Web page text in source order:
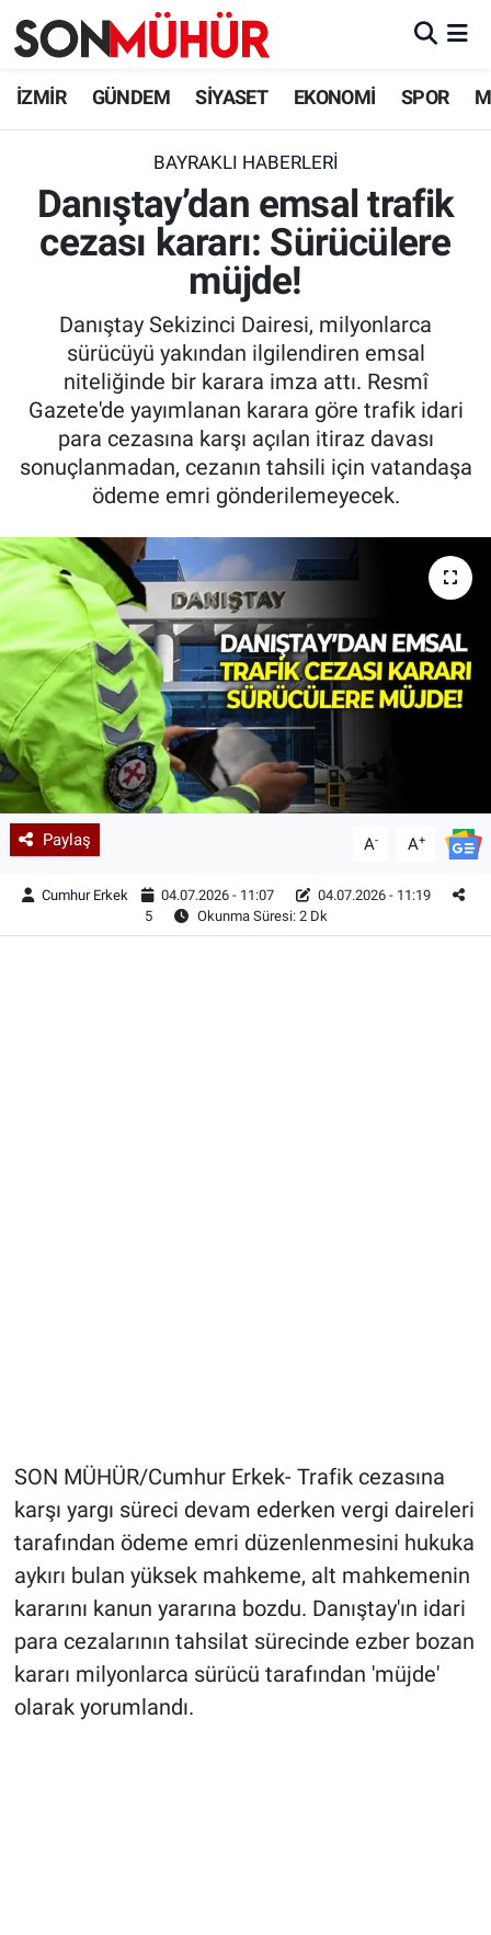
İZMİR GÜNDEM SİYASET EKONOMİ SPOR
BAYRAKLI HABERLERI
Danıştay’dan emsal trafik
cezası kararı: Sürücülere
müjde!
Danıştay Sekizinci Dairesi, milyonlarca
sürücüyü yakından ilgilendiren emsal
niteliğinde bir karara imza attı. Resmî
Gazete'de yayımlanan karara göre trafik idari
para cezasına karşı açılan itiraz davası
sonuçlanmadan, cezanın tahsili için vatandaşa
ödeme emri gönderilemeyecek.
Paylaş A- A+
Cumhur Erkek 04.07.2026 - 11:07
04.07.2026 - 11:19
5
Okunma Süresi: 2 Dk
SON MÜHÜR/Cumhur Erkek- Trafik cezasına
karşı yargı süreci devam ederken vergi daireleri
tarafından ödeme emri düzenlenmesini hukuka
aykırı bulan yüksek mahkeme, alt mahkemenin
kararını kanun yararına bozdu. Danıştay'ın idari
para cezalarının tahsilat sürecinde ezber bozan
kararı milyonlarca sürücü tarafından 'müjde'
olarak yorumlandı.
İzmir Nöbetçi Eczaneler
İzmir Namaz Vakitleri
İzmir Trafik Yoğunluk Haritası
Süper Lig Puan Durumu ve Fikstür
Tüm Manşetler
Son Dakika Haberleri
Haber Arşivi